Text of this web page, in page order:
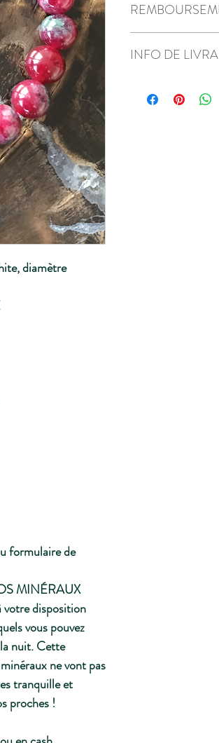
diamètre
formulaire de
MINÉRAUX
votre disposition
vous pouvez
nuit. Cette
ne vont pas
tranquille et
proches !
INFO DE
retrait à Ferlens VD,